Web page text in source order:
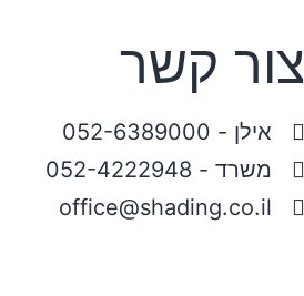
צור קשר
אילן - 052-6389000
משרד - 052-4222948
office@shading.co.il